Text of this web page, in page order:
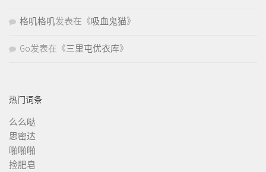
格叽格叽发表在《吸血鬼猫》
Go发表在《三里屯优衣库》
热门词条
么么哒
思密达
啪啪啪
捡肥皂